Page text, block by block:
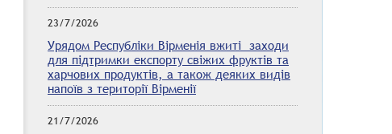
23/7/2026
Урядом Республіки Вірменія вжиті заходи
для підтримки експорту свіжих фруктів та
харчових продуктів, а також деяких видів
напоїв з території Вірменії
21/7/2026